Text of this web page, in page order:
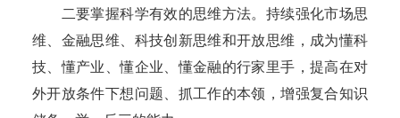
二要掌握科学有效的思维方法。持续强化市场思
维、金融思维、科技创新思维和开放思维，成为懂科
技、懂产业、懂企业、懂金融的行家里手，提高在对
外开放条件下想问题、抓工作的本领，增强复合知识